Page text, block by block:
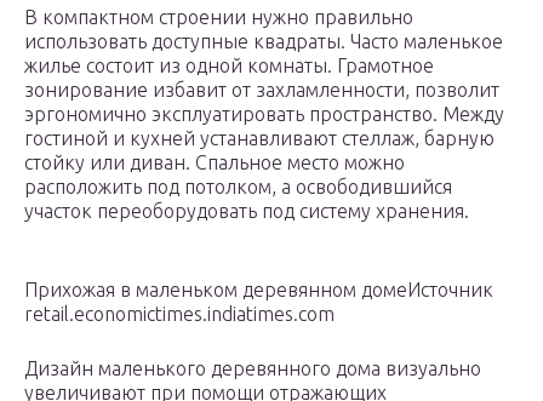
В компактном строении нужно правильно
использовать доступные квадраты. Часто маленькое
жилье состоит из одной комнаты. Грамотное
зонирование избавит от захламленности, позволит
эргономично эксплуатировать пространство. Между
гостиной и кухней устанавливают стеллаж, барную
стойку или диван. Спальное место можно
расположить под потолком, а освободившийся
участок переоборудовать под систему хранения.
Прихожая в маленьком деревянном домеИсточник
retail.economictimes.indiatimes.com
Дизайн маленького деревянного дома визуально
увеличивают при помощи отражающих